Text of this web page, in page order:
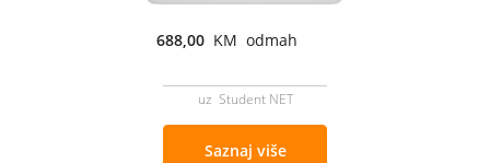
688,00 KM odmah
uz Student NET
Saznaj više